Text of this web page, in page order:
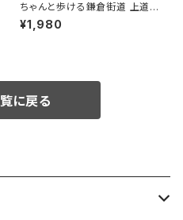
ちゃんと歩ける鎌倉街道 上道・
中道・下道
¥1,980
に戻る